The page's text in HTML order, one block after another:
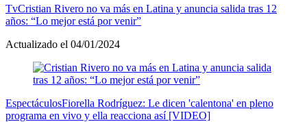
TvCristian Rivero no va más en Latina y anuncia salida tras 12
años: “Lo mejor está por venir”
Actualizado el 04/01/2024
EspectáculosFiorella Rodríguez: Le dicen 'calentona' en pleno
programa en vivo y ella reacciona así [VIDEO]